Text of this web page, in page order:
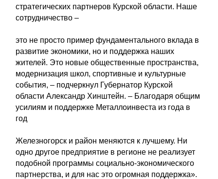
стратегических партнеров Курской области. Наше
сотрудничество –
это не просто пример фундаментального вклада в
развитие экономики, но и поддержка наших
жителей. Это новые общественные пространства,
модернизация школ, спортивные и культурные
события, – подчеркнул Губернатор Курской
области Александр Хинштейн. – Благодаря общим
усилиям и поддержке Металлоинвеста из года в
год
Железногорск и район меняются к лучшему. Ни
одно другое предприятие в регионе не реализует
подобной программы социально-экономического
партнерства, и для нас это огромная поддержка».